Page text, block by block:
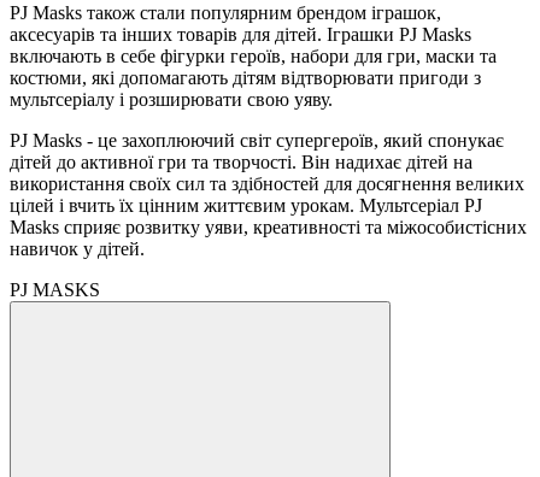
PJ Masks також стали популярним брендом іграшок,
аксесуарів та інших товарів для дітей. Іграшки PJ Masks
включають в себе фігурки героїв, набори для гри, маски та
костюми, які допомагають дітям відтворювати пригоди з
мультсеріалу і розширювати свою уяву.
PJ Masks - це захоплюючий світ супергероїв, який спонукає
дітей до активної гри та творчості. Він надихає дітей на
використання своїх сил та здібностей для досягнення великих
цілей і вчить їх цінним життєвим урокам. Мультсеріал PJ
Masks сприяє розвитку уяви, креативності та міжособистісних
навичок у дітей.
PJ MASKS